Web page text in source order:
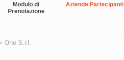
Modulo di
Prenotazione
Aziende Partecipanti
One S.r.l.